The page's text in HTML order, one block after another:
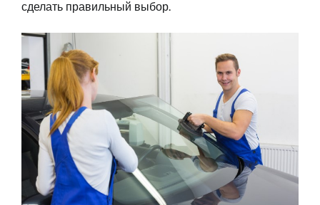
сделать правильный выбор.